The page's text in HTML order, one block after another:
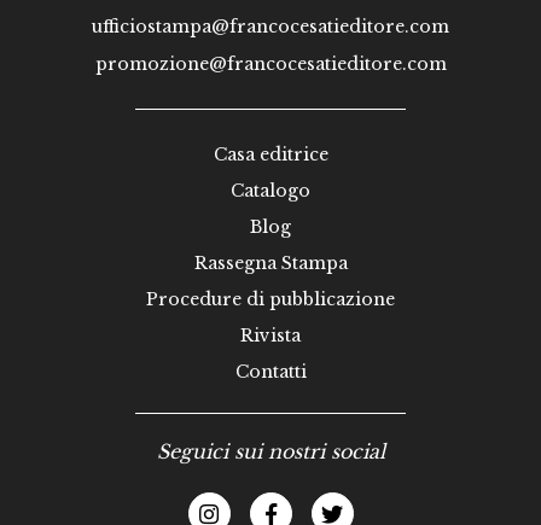
ufficiostampa@francocesatieditore.com
promozione@francocesatieditore.com
Casa editrice
Catalogo
Blog
Rassegna Stampa
Procedure di pubblicazione
Rivista
Contatti
Seguici sui nostri social